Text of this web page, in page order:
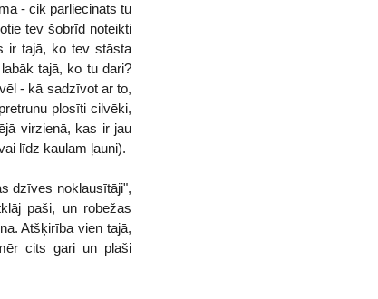
- cik pārliecināts tu
tev šobrīd noteikti
ir tajā, ko tev stāsta
tajā, ko tu dari?
- kā sadzīvot ar to,
plosīti cilvēki,
virzienā, kas ir jau
līdz kaulam ļauni).
dzīves noklausītāji",
paši, un robežas
Atšķirība vien tajā,
cits gari un plaši